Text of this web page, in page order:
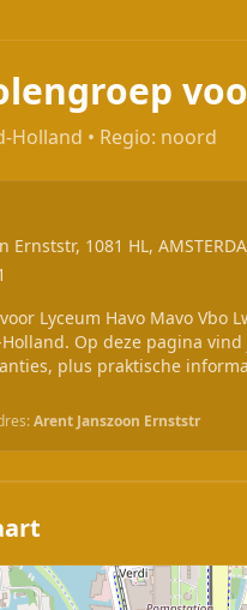
Holland • Regio: noord
Ernststr, 1081 HL,
Lyceum Havo Mavo Vbo
Holland. Op deze pagina
plus praktische
Arent Janszoon Ernststr